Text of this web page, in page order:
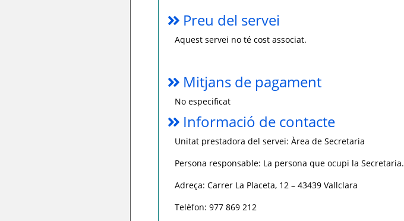
Preu del servei
Aquest servei no té cost associat.
Mitjans de pagament
No especificat
Informació de contacte
Unitat prestadora del servei: Àrea de Secretaria
Persona responsable: La persona que ocupi la Secretaria.
Adreça: Carrer La Placeta, 12 – 43439 Vallclara
Telèfon: 977 869 212